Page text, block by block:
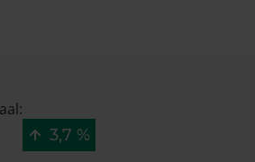
3,7 %